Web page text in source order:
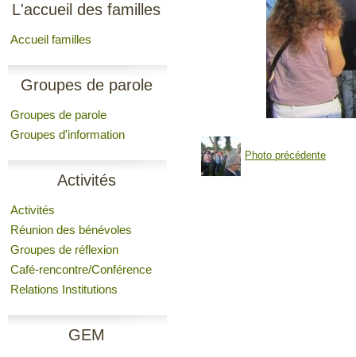
L'accueil des familles
Accueil familles
Groupes de parole
Groupes de parole
Groupes d'information
Activités
Activités
Réunion des bénévoles
Groupes de réflexion
Café-rencontre/Conférence
Relations Institutions
GEM
Photo précédente